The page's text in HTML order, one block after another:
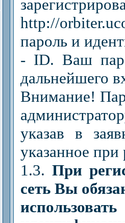
http://
пароль и
- ID. Ваш
дальнейшего
Внимание!
указав в
указанное при
1.3. При
сеть Вы